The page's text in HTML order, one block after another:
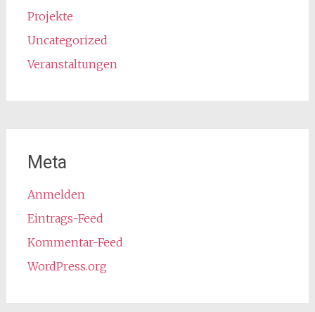
Projekte
Uncategorized
Veranstaltungen
Meta
Anmelden
Eintrags-Feed
Kommentar-Feed
WordPress.org